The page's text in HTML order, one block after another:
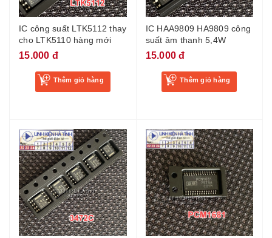
IC công suất LTK5112 thay
cho LTK5110 hàng mới
15.000 đ
Thêm giỏ hàng
IC HAA9809 HA9809 công
suất âm thanh 5,4W
15.000 đ
Thêm giỏ hàng